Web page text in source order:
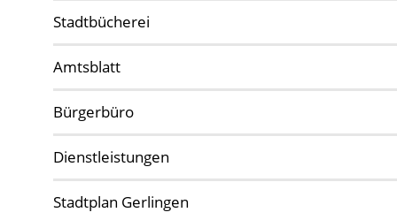
Stadtbücherei
Amtsblatt
Bürgerbüro
Dienstleistungen
Stadtplan Gerlingen